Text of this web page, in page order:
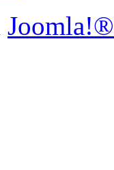
Joomla!®